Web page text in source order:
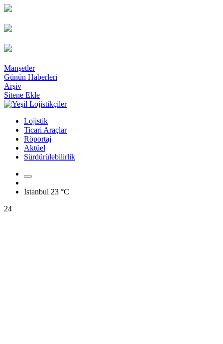
Manşetler
Günün Haberleri
Arşiv
Sitene Ekle
Lojistik
Ticari Araçlar
Röportaj
Aktüel
Sürdürülebilirlik
İstanbul 23 °C
24